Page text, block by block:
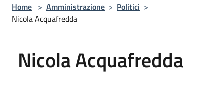
Home > Amministrazione > Politici >
Nicola Acquafredda
Nicola Acquafredda